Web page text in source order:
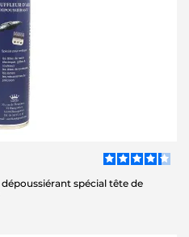
spécial tête de